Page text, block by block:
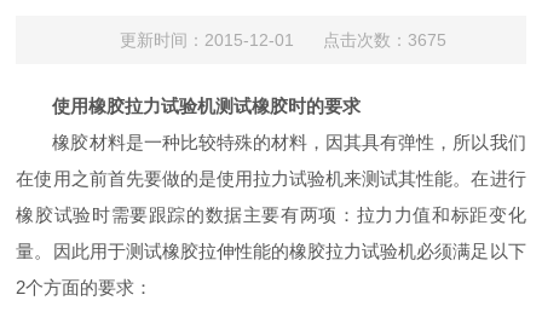
更新时间：2015-12-01 点击次数：3675
使用橡胶拉力试验机测试橡胶时的要求
橡胶材料是一种比较特殊的材料，因其具有弹性，所以我们
在使用之前首先要做的是使用拉力试验机来测试其性能。在进行
橡胶试验时需要跟踪的数据主要有两项：拉力力值和标距变化
量。因此用于测试橡胶拉伸性能的橡胶拉力试验机必须满足以下
2个方面的要求：